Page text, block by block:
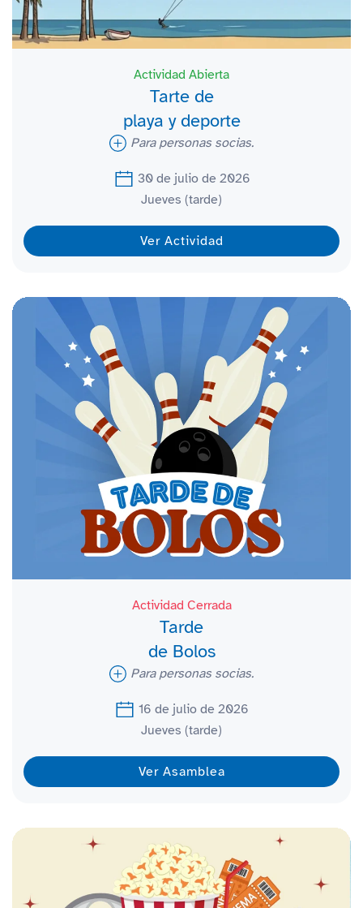
Actividad Abierta
Tarte de
playa y deporte
Para personas socias.
30 de julio de 2026
Jueves (tarde)
Ver Actividad
Actividad Cerrada
Tarde
de Bolos
Para personas socias.
16 de julio de 2026
Jueves (tarde)
Ver Asamblea